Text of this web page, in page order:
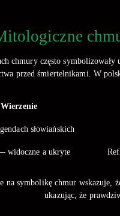
chmury często symbolizowały
przed śmiertelnikami. W
słowiańskich
widoczne a ukryte
na symbolikę chmur wskazuje,
ukazując, że